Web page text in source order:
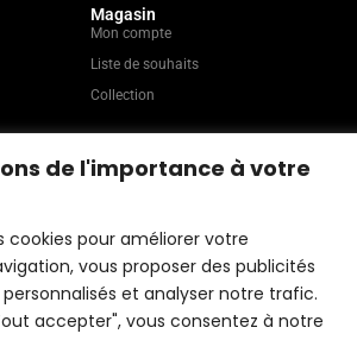
de l'importance à votre
cookies pour améliorer votre
vous proposer des publicités
et analyser notre trafic.
accepter", vous consentez à notre
Magasin
Mon compte
Liste de souhaits
Collection
Contact
Artistes